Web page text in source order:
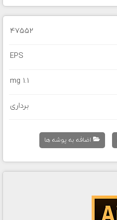
47552
EPS
1.1 mg
برداری
اضافه به پوشه ها